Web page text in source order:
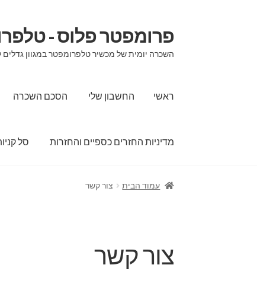
דלג
לניווט
לדלג
לתוכן
פרומפטר פלוס -
השכרה יומית של מכשיר טלפרומפטר במגוון גדלים
ראשי החשבון שלי הסכם השכרה
מדיניות החזרים כספיים והחזרות סל
ראשיעמוד הבית צור קשר
צור קשר